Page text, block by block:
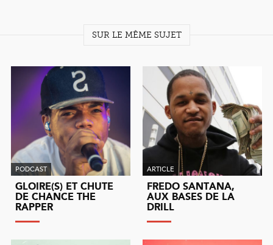
SUR LE MÊME SUJET
PODCAST
GLOIRE(S) ET CHUTE
DE CHANCE THE
RAPPER
ARTICLE
FREDO SANTANA,
AUX BASES DE LA
DRILL